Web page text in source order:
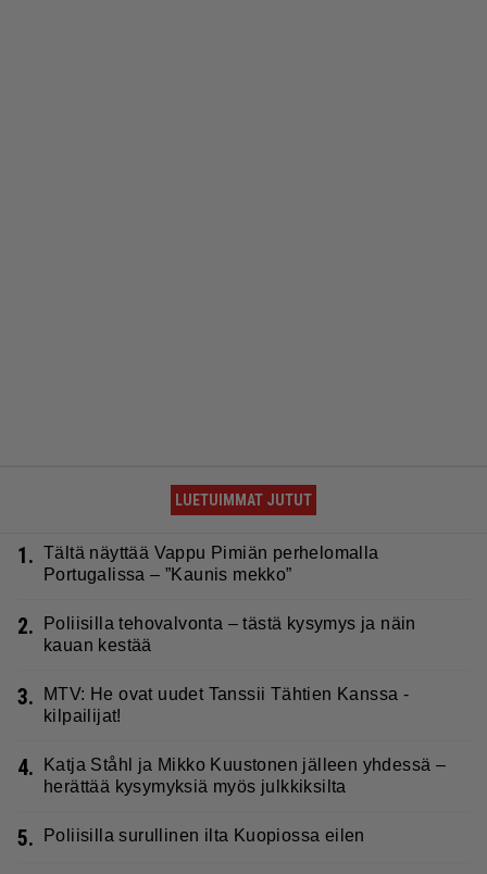
LUETUIMMAT JUTUT
1. Tältä näyttää Vappu Pimiän perhelomalla
Portugalissa – ”Kaunis mekko”
2.
Poliisilla tehovalvonta – tästä kysymys ja näin
kauan kestää
3.
MTV: He ovat uudet Tanssii Tähtien Kanssa -
kilpailijat!
4.
Katja Ståhl ja Mikko Kuustonen jälleen yhdessä –
herättää kysymyksiä myös julkkiksilta
5. Poliisilla surullinen ilta Kuopiossa eilen